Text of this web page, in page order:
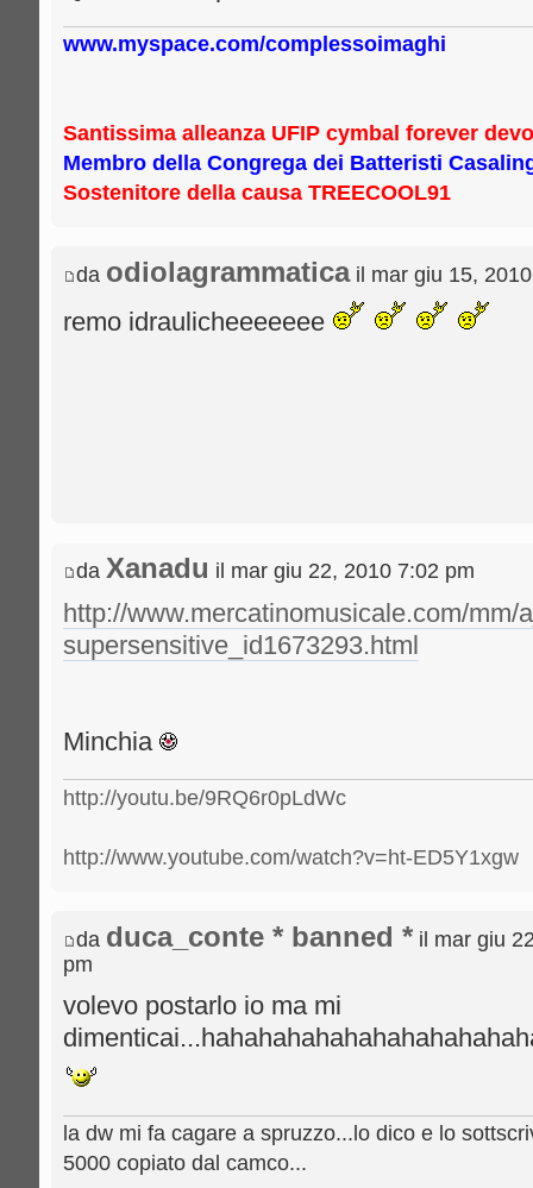
www.myspace.com/complessoimaghi
Santissima alleanza UFIP cymbal forever
Membro della Congrega dei Batteristi
Sostenitore della causa TREECOOL91
da odiolagrammaticail mar giu 15,
remo idraulicheeeeeee
da Xanadu il mar giu 22, 2010 7:02 pm
http://www.mercatinomusicale.com/mm/
supersensitive_id1673293.html
Minchia
http://youtu.be/9RQ6r0pLdWc
http://www.youtube.com/watch?v=ht-ED5Y1xgw
da duca_conte * banned * il mar giu
pm
volevo postarlo io ma mi
la dw mi fa cagare a spruzzo...lo dico e lo
5000 copiato dal camco...